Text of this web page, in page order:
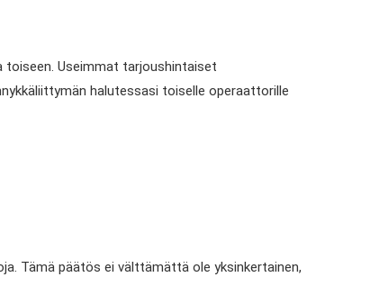
toiseen. Useimmat tarjoushintaiset
halutessasi toiselle operaattorille
Tämä päätös ei välttämättä ole yksinkertainen,